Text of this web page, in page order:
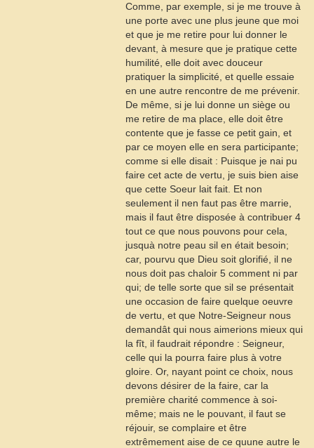
Comme, par exemple, si je me trouve à
une porte avec une plus jeune que moi
et que je me retire pour lui donner le
devant, à mesure que je pratique cette
humilité, elle doit avec douceur
pratiquer la simplicité, et quelle essaie
en une autre rencontre de me prévenir.
De même, si je lui donne un siège ou
me retire de ma place, elle doit être
contente que je fasse ce petit gain, et
par ce moyen elle en sera participante;
comme si elle disait : Puisque je nai pu
faire cet acte de vertu, je suis bien aise
que cette Soeur lait fait. Et non
seulement il nen faut pas être marrie,
mais il faut être disposée à contribuer 4
tout ce que nous pouvons pour cela,
jusquà notre peau sil en était besoin;
car, pourvu que Dieu soit glorifié, il ne
nous doit pas chaloir 5 comment ni par
qui; de telle sorte que sil se présentait
une occasion de faire quelque oeuvre
de vertu, et que Notre-Seigneur nous
demandât qui nous aimerions mieux qui
la fît, il faudrait répondre : Seigneur,
celle qui la pourra faire plus à votre
gloire. Or, nayant point ce choix, nous
devons désirer de la faire, car la
première charité commence à soi-
même; mais ne le pouvant, il faut se
réjouir, se complaire et être
extrêmement aise de ce quune autre le